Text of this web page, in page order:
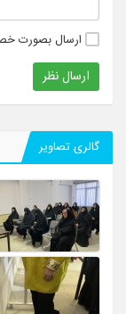
ارسال بصورت
ارسال نظر
گالری تصاویر